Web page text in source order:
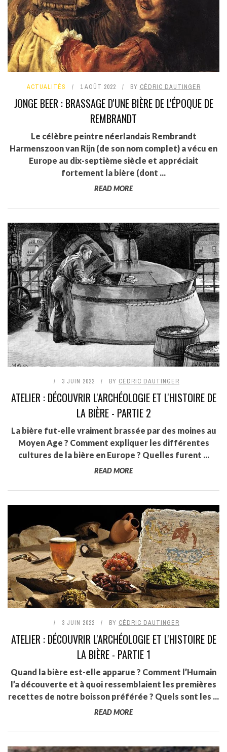
ACTUALITÉS 1 AOÛT 2022 BY CÉDRIC DAUTINGER
JONGE BEER : BRASSAGE D'UNE BIÈRE DE L'ÉPOQUE DE
REMBRANDT
Le célèbre peintre néerlandais Rembrandt
Harmenszoon van Rijn (de son nom complet) a vécu en
Europe au dix-septième siècle et appréciait
fortement la bière (dont ...
READ MORE
3 JUIN 2022 BY CÉDRIC DAUTINGER
ATELIER : DÉCOUVRIR L'ARCHÉOLOGIE ET L'HISTOIRE DE
LA BIÈRE - PARTIE 2
La bière fut-elle vraiment brassée par des moines au
Moyen Age ? Comment expliquer les différentes
cultures de la bière en Europe ? Quelles furent ...
READ MORE
3 JUIN 2022 BY CÉDRIC DAUTINGER
ATELIER : DÉCOUVRIR L'ARCHÉOLOGIE ET L'HISTOIRE DE
LA BIÈRE - PARTIE 1
Quand la bière est-elle apparue ? Comment l’Humain
l’a découverte et à quoi ressemblaient les premières
recettes de notre boisson préférée ? Quels sont les ...
READ MORE